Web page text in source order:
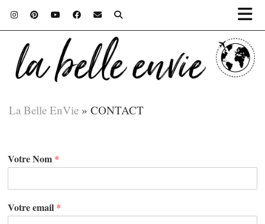
La Belle EnVie » CONTACT
Votre Nom *
Votre email *